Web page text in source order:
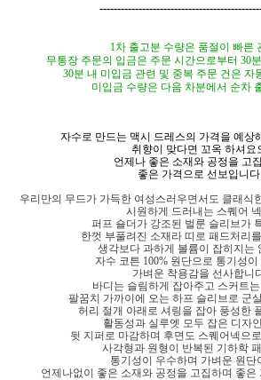
1차 출고분 수량은 품절이 빠른
무통장 주문의 입금은 주문 시간으로부터 30
30분 내 미입금 관련 및 중복 주문 건은 자
미입금 수량은 다음 차분에서 순차
자수로 만드는 맥시 드레스의 가격을 예상
취향이 맞다면 꼬옥 하셔요
언제나 좋은 소재와 공정을 고
좋은 가격으로 선보입니다
우리만의 무드가 가득한 여성스러우면서도 클래식
시원하게 드러내는 스퀘어
퍼프 숄더가 강조된 벌룬 슬리브가
한껏 부풀려진 소재라 띠로 패드처리
생각보다 과하게 볼륨이 잡히지는
자수 코튼 100% 원단으로 통기성
가벼운 착용감을 선사합니
바디는 슬림하게 잡아주고 스커트
팔꿈치 가까이에 오는 하프 슬리브로 군
허리 절개 아래로 셔링을 잡아 풍성한
활동성과 실루엣 모두 잡은 디자
뒷 지퍼로 마감하며 후면도 스퀘어넥으
사각형과 원형이 반복된 기하학
통기성이 우수하며 가벼운 원단
언제나없이 좋은 소재와 공정을 고집하며 좋은